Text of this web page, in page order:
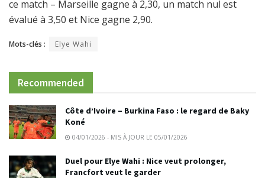
ce match – Marseille gagne à 2,30, un match nul est
évalué à 3,50 et Nice gagne 2,90.
Mots-clés : Elye Wahi
Recommended
Côte d’Ivoire – Burkina Faso : le regard de Baky
Koné
04/01/2026 - MIS À JOUR LE 05/01/2026
Duel pour Elye Wahi : Nice veut prolonger,
Francfort veut le garder